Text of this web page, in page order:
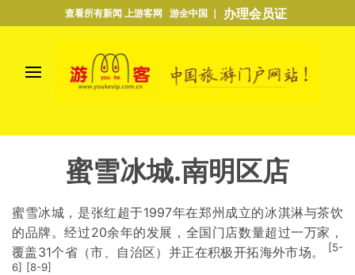
查看所有新闻 上游客网 游全中国 ｜ 办理会员证
蜜雪冰城.南明区店
蜜雪冰城，是张红超于1997年在郑州成立的冰淇淋与茶饮
的品牌。经过20余年的发展，全国门店数量超过一万家，
覆盖31个省（市、自治区）并正在积极开拓海外市场。
[5-
6]
[8-9]